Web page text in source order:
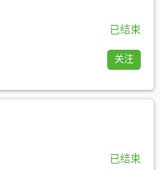
已结束
关注
已结束